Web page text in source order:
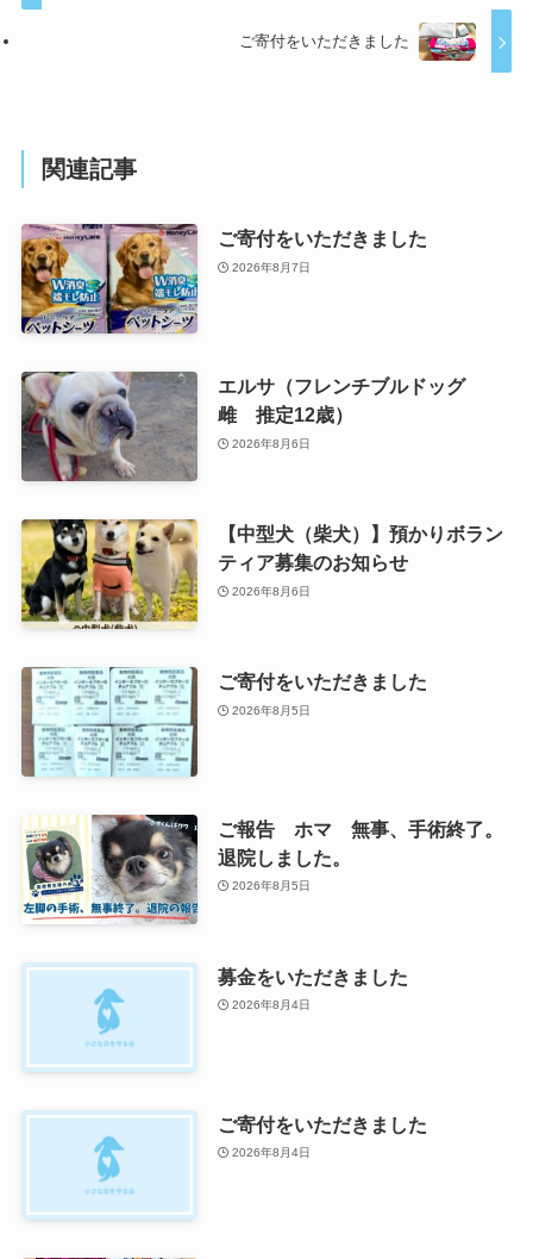
ご寄付をいただきました
関連記事
ご寄付をいただきました
2026年8月7日
エルサ（フレンチブルドッグ
雌 推定12歳）
2026年8月6日
【中型犬（柴犬）】預かりボラン
ティア募集のお知らせ
2026年8月6日
ご寄付をいただきました
2026年8月5日
ご報告 ホマ 無事、手術終了。
退院しました。
2026年8月5日
募金をいただきました
2026年8月4日
ご寄付をいただきました
2026年8月4日